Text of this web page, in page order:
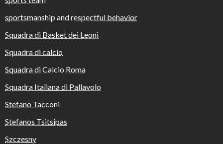
sportsmanship and respectful behavior
Squadra di Basket dei Leoni
Squadra di calcio
Squadra di Calcio Roma
Squadra Italiana di Pallavolo
Stefano Tacconi
Stefanos Tsitsipas
Szczesny